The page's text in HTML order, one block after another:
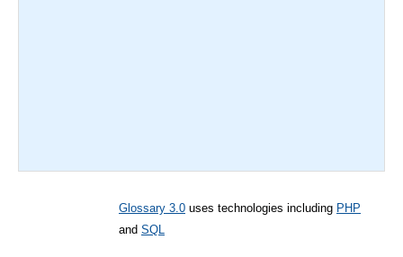
Glossary 3.0 uses technologies including PHP
and SQL